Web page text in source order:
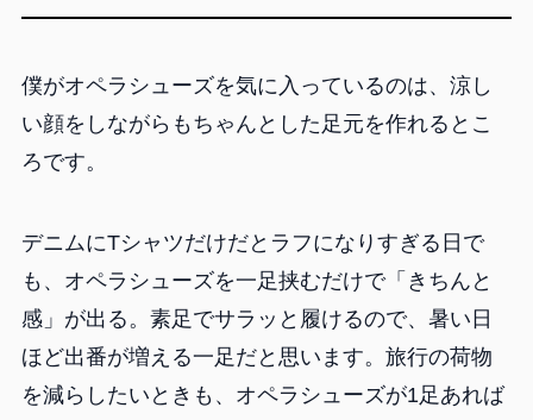
僕がオペラシューズを気に入っているのは、涼し
い顔をしながらもちゃんとした足元を作れるとこ
ろです。
デニムにTシャツだけだとラフになりすぎる日で
も、オペラシューズを一足挟むだけで「きちんと
感」が出る。素足でサラッと履けるので、暑い日
ほど出番が増える一足だと思います。旅行の荷物
を減らしたいときも、オペラシューズが1足あれば